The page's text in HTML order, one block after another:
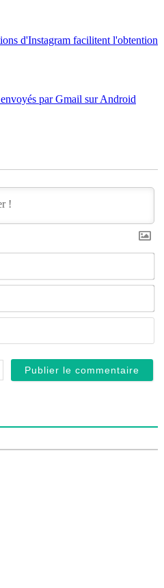
d'Instagram facilitent l'obtention
par Gmail sur Android
E-